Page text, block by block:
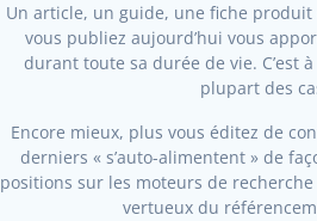
Un article, un guide, une fiche
vous publiez aujourd’hui vous
durant toute sa durée de vie. C’est
plupart des
Encore mieux, plus vous éditez de
derniers « s’auto-alimentent » de
positions sur les moteurs de recherche
vertueux du